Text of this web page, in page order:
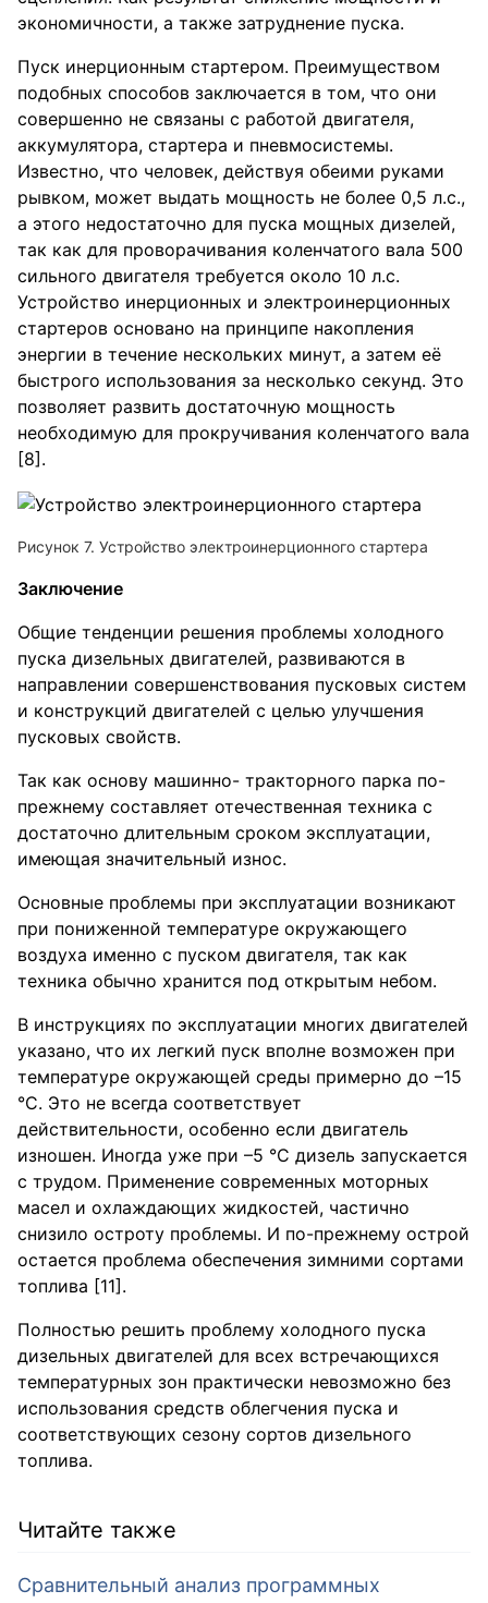
экономичности, а также затруднение пуска.
Пуск инерционным стартером. Преимуществом
подобных способов заключается в том, что они
совершенно не связаны с работой двигателя,
аккумулятора, стартера и пневмосистемы.
Известно, что человек, действуя обеими руками
рывком, может выдать мощность не более 0,5 л.с.,
а этого недостаточно для пуска мощных дизелей,
так как для проворачивания коленчатого вала 500
сильного двигателя требуется около 10 л.с.
Устройство инерционных и электроинерционных
стартеров основано на принципе накопления
энергии в течение нескольких минут, а затем её
быстрого использования за несколько секунд. Это
позволяет развить достаточную мощность
необходимую для прокручивания коленчатого вала
[8].
Рисунок 7. Устройство электроинерционного стартера
Заключение
Общие тенденции решения проблемы холодного
пуска дизельных двигателей, развиваются в
направлении совершенствования пусковых систем
и конструкций двигателей с целью улучшения
пусковых свойств.
Так как основу машинно- тракторного парка по-
прежнему составляет отечественная техника с
достаточно длительным сроком эксплуатации,
имеющая значительный износ.
Основные проблемы при эксплуатации возникают
при пониженной температуре окружающего
воздуха именно с пуском двигателя, так как
техника обычно хранится под открытым небом.
В инструкциях по эксплуатации многих двигателей
указано, что их легкий пуск вполне возможен при
температуре окружающей среды примерно до –15
°С. Это не всегда соответствует
действительности, особенно если двигатель
изношен. Иногда уже при –5 °С дизель запускается
с трудом. Применение современных моторных
масел и охлаждающих жидкостей, частично
снизило остроту проблемы. И по-прежнему острой
остается проблема обеспечения зимними сортами
топлива [11].
Полностью решить проблему холодного пуска
дизельных двигателей для всех встречающихся
температурных зон практически невозможно без
использования средств облегчения пуска и
соответствующих сезону сортов дизельного
топлива.
Читайте также
Сравнительный анализ программных